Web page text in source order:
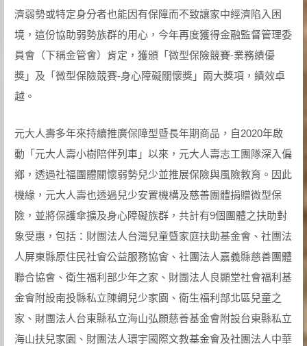
濟弱勢或特定身分者也能因有保障而不致讓家中經濟陷入困
境，這份協助弱勢族群的用心，今年再度獲得金融監督管理委
員會（下稱金管會）肯定，獲頒「微型保險競賽-業務績優
獎」及「微型保險競賽-身心障礙關懷獎」兩大獎項，績效卓
越。
元大人壽多年來持續推廣保障型暨長年期商品，自2020年啟
動「元大人壽小樹陪伴列車」以來，元大人壽志工團隊深入偏
鄉，透過社福團體關懷弱勢兒少並推展保險與風險教育。因此
機緣，元大人壽也透過兒少安置機構及慈善團體捐贈微型保
險，並將保護傘擴及身心障礙族群，共計有9個團體之扶助對
象受惠，包括：財團法人台灣兒童暨家庭扶助基金會、社團法
人屏東縣原住民社會公益服務協會、社團法人嘉義縣慈善團體
聯合協會、衛生福利部少年之家、財團法人良顯堂社會福利基
金會附設南投縣私立陳綢兒少家園、衛生福利部北區兒童之
家、財團法人台東縣私立海山弘願慈善基金會附設台東縣私立
海山扶兒家園、財團法人環宇國際文教基金會及社團法人中華